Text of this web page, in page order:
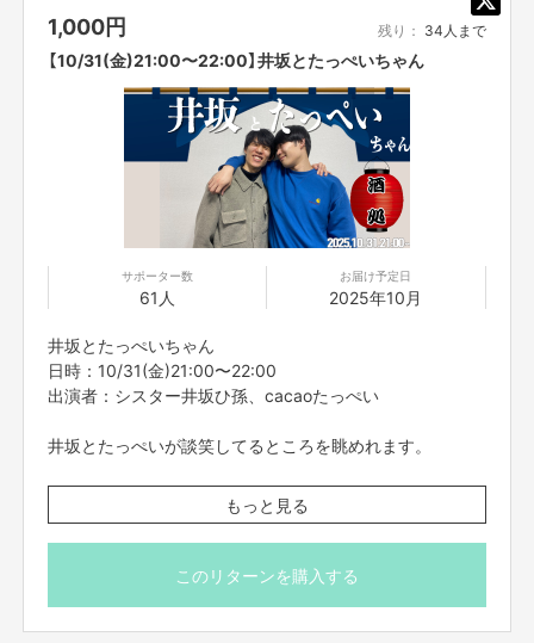
今回ご支援頂いた資金は、「家家大笑の運営・システム開発費用」と「タレン
トへのギャラ」に充てさせて頂きます。
家家大笑(カカタイショウ)とは…
呵呵大笑「大声をあげて笑うこと」を意味する四字熟語をお家で楽しんでも
らえるようにという意味を込めて作った造語となっております！
いつも劇場に足を運んでくださり応援してくれる皆様に、
楽しんで頂ける、様々なリターンを用意しております！
お家でもお笑いを楽しんでもらえたらうれしいです！！
参加方法は支援者の方に、 リターン実施2時間前まで
FANYクラウドファンディングメッセージ機能
す。
ざいます。
ーーーーーーー
・タイトルに日付が入っているものは、その日その時間での開催となりま
す。同じ企画でも、日時が違いますので注意してご購入ください。
・一度購入いただいたものは、キャンセルができません。必ず予定が合うも
1,000円 残り： 34人まで
【10/31(金)21:00〜22:00】井坂とたっぺいちゃん
サポーター数
61人
お届け予定日
2025年10月
井坂とたっぺいちゃん
日時：10/31(金)21:00〜22:00
出演者：シスター井坂ひ孫、cacaoたっぺい
井坂とたっぺいが談笑してるところを眺めれます。
※こちらのリターンは10/27(月)23:59までお買い求め頂け
ます。
※出演者は変更になる場合がありますので予めご了承くだ
さい。変更になった場合の返金は致しかねます。
もっと見る
このリターンを購入する